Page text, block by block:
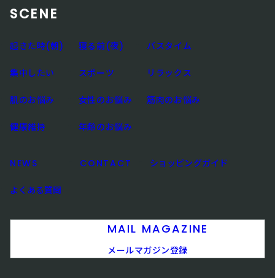
SCENE
起きた時(朝) 寝る前(夜) バスタイム
集中したい スポーツ リラックス
肌のお悩み 女性のお悩み 筋肉のお悩み
健康維持 年齢のお悩み
NEWS CONTACT ショッピングガイド
よくある質問
MAIL MAGAZINE
メールマガジン登録